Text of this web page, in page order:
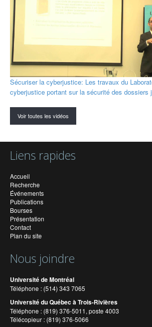
Sécuriser la cyberjustice: Les travaux du
cyberjustice portant sur la sécurité des dossiers
Voir toutes les vidéos
Liens rapides
Accueil
Recherche
Événements
Publications
Bourses
Présentation
Contact
Plan du site
Nous joindre
Université de Montréal
Téléphone : (514) 343 7065
Université du Québec à Trois-Rivières
Téléphone : (819) 376-5011, poste 4003
Télécopieur : (819) 376-5066